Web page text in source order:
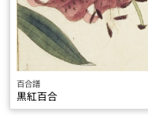
百合譜
黒紅百合